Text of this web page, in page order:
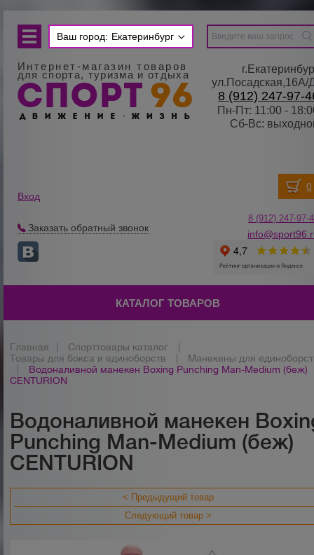
Ваш город: Екатеринбург
Интернет-магазин товаров
для спорта, туризма и отдыха
8 (912) 247-97-
Пн-Пт: 11:00 -
Сб-Вс:
Вход
Заказать обратный звонок
8 (912) 247-97-
КАТАЛОГ ТОВАРОВ
Главная Спорттовары каталог
Товары для бокса и единоборств
Манекены для
Водоналивной манекен Boxing Punching Man-Medium (беж)
CENTURION
Водоналивной манекен
Punching Man-Medium (беж)
CENTURION
< Предыдущий товар
Следующий товар >